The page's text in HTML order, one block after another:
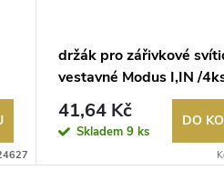
držák pro zářivkové
vestavné Modus I,IN /
41,64 Kč
Skladem 9 ks
DO